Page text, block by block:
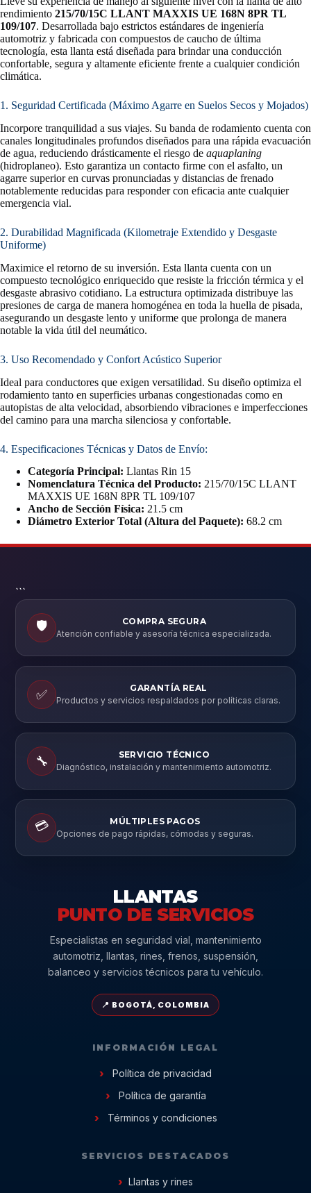
rendimiento 215/70/15C LLANT MAXXIS UE 168N 8PR TL
109/107. Desarrollada bajo estrictos estándares de ingeniería
automotriz y fabricada con compuestos de caucho de última
tecnología, esta llanta está diseñada para brindar una conducción
confortable, segura y altamente eficiente frente a cualquier condición
climática.
1. Seguridad Certificada (Máximo Agarre en Suelos Secos y Mojados)
Incorpore tranquilidad a sus viajes. Su banda de rodamiento cuenta con
canales longitudinales profundos diseñados para una rápida evacuación
de agua, reduciendo drásticamente el riesgo de aquaplaning
(hidroplaneo). Esto garantiza un contacto firme con el asfalto, un
agarre superior en curvas pronunciadas y distancias de frenado
notablemente reducidas para responder con eficacia ante cualquier
emergencia vial.
2. Durabilidad Magnificada (Kilometraje Extendido y Desgaste
Uniforme)
Maximice el retorno de su inversión. Esta llanta cuenta con un
compuesto tecnológico enriquecido que resiste la fricción térmica y el
desgaste abrasivo cotidiano. La estructura optimizada distribuye las
presiones de carga de manera homogénea en toda la huella de pisada,
asegurando un desgaste lento y uniforme que prolonga de manera
notable la vida útil del neumático.
3. Uso Recomendado y Confort Acústico Superior
Ideal para conductores que exigen versatilidad. Su diseño optimiza el
rodamiento tanto en superficies urbanas congestionadas como en
autopistas de alta velocidad, absorbiendo vibraciones e imperfecciones
del camino para una marcha silenciosa y confortable.
4. Especificaciones Técnicas y Datos de Envío:
Categoría Principal: Llantas Rin 15
Nomenclatura Técnica del Producto: 215/70/15C LLANT
MAXXIS UE 168N 8PR TL 109/107
Ancho de Sección Física: 21.5 cm
Diámetro Exterior Total (Altura del Paquete): 68.2 cm
```
🛡️
COMPRA SEGURA
Atención confiable y asesoría técnica especializada.
✅
GARANTÍA REAL
Productos y servicios respaldados por políticas claras.
🔧
SERVICIO TÉCNICO
Diagnóstico, instalación y mantenimiento automotriz.
💳
MÚLTIPLES PAGOS
Opciones de pago rápidas, cómodas y seguras.
LLANTAS
PUNTO DE SERVICIOS
Especialistas en seguridad vial, mantenimiento
automotriz, llantas, rines, frenos, suspensión,
balanceo y servicios técnicos para tu vehículo.
📍 BOGOTÁ, COLOMBIA
INFORMACIÓN LEGAL
Política de privacidad
Política de garantía
Términos y condiciones
SERVICIOS DESTACADOS
Llantas y rines